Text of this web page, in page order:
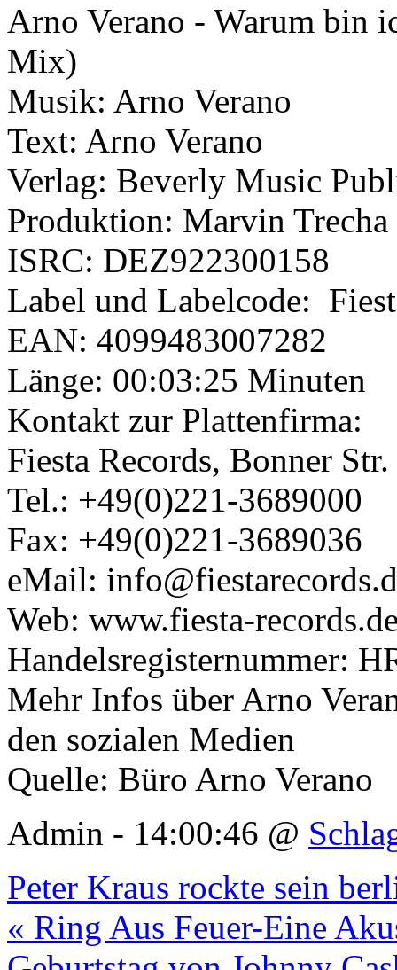
Arno Verano - Warum bin
Mix)
Musik: Arno Verano
Text: Arno Verano
Verlag: Beverly Music
Produktion: Marvin Trecha
ISRC: DEZ922300158
Label und Labelcode:
EAN: 4099483007282
Länge: 00:03:25 Minuten
Kontakt zur Plattenfirma:
Fiesta Records, Bonner
Tel.: +49(0)221-3689000
Fax: +49(0)221-3689036
eMail:
Web: www.fiesta-
Handelsregisternummer:
Mehr Infos über Arno
den sozialen Medien
Quelle: Büro Arno Verano
Admin - 14:00:46 @
Peter Kraus rockte sein
« Ring Aus Feuer-Eine